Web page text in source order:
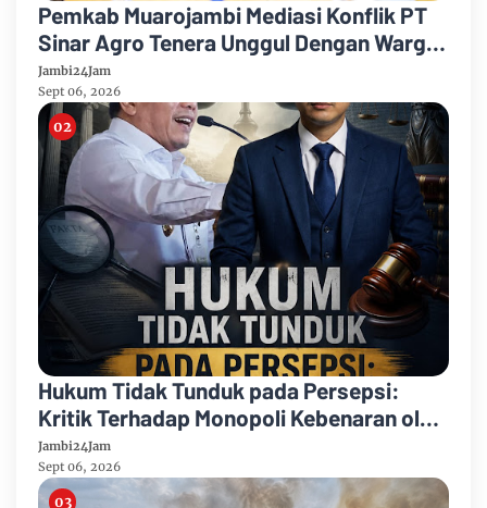
Pemkab Muarojambi Mediasi Konflik PT
Sinar Agro Tenera Unggul Dengan Warga
Sipin Teluk Duren
Jambi24Jam
Sept 06, 2026
Hukum Tidak Tunduk pada Persepsi:
Kritik Terhadap Monopoli Kebenaran oleh
Media dan Aktivis
Jambi24Jam
Sept 06, 2026